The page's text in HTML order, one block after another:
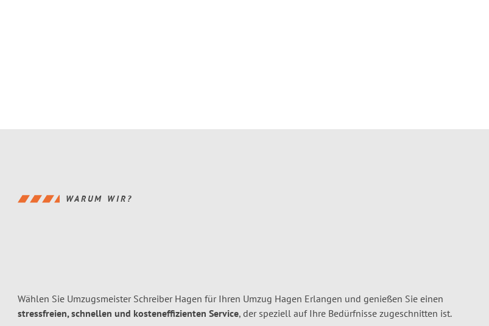
WARUM WIR?
Wählen Sie Umzugsmeister Schreiber Hagen für Ihren Umzug Hagen Erlangen und genießen Sie einen
stressfreien, schnellen und kosteneffizienten Service, der speziell auf Ihre Bedürfnisse zugeschnitten ist.